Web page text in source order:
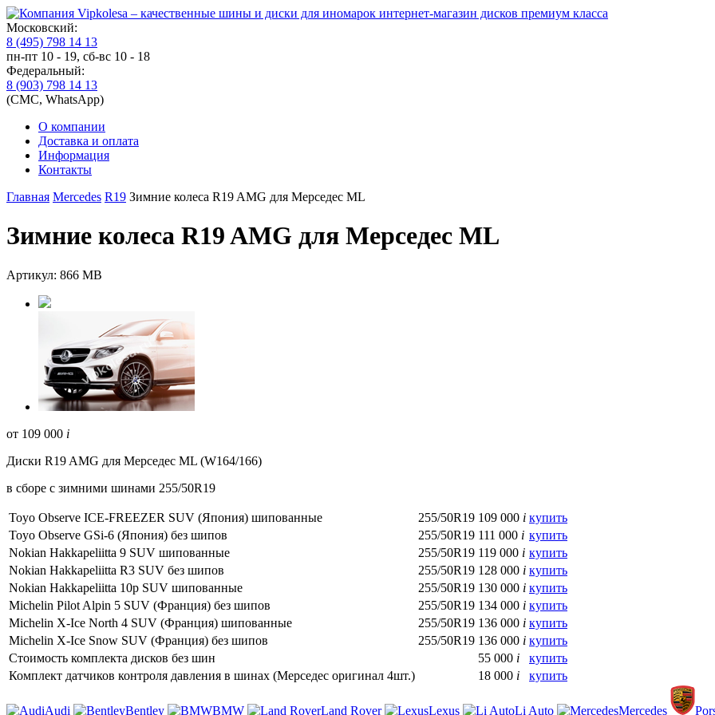
интернет-магазин дисков премиум класса
Московский:
8 (495) 798 14 13
пн-пт 10 - 19, сб-вс 10 - 18
Федеральный:
8 (903) 798 14 13
(СМС, WhatsApp)
О компании
Доставка и оплата
Информация
Контакты
Главная Mercedes R19 Зимние колеса R19 AMG для Мерседес ML
Зимние колеса R19 AMG для Мерседес ML
Артикул: 866 MB
от 109 000 i
Диски R19 AMG для Мерседес ML (W164/166)
в сборе с зимними шинами 255/50R19
Toyo Observe ICE-FREEZER SUV (Япония) шипованные 255/50R19 109 000 i купить
Toyo Observe GSi-6 (Япония) без шипов
255/50R19 111 000 i купить
Nokian Hakkapeliitta 9 SUV шипованные
255/50R19 119 000 i купить
Nokian Hakkapeliitta R3 SUV без шипов
255/50R19 128 000 i купить
Nokian Hakkapeliitta 10p SUV шипованные
255/50R19 130 000 i купить
Michelin Pilot Alpin 5 SUV (Франция) без шипов
255/50R19 134 000 i купить
Michelin X-Ice North 4 SUV (Франция) шипованные
255/50R19 136 000 i купить
Michelin X-Ice Snow SUV (Франция) без шипов
255/50R19 136 000 i купить
Стоимость комплекта дисков без шин
55 000 i
купить
Комплект датчиков контроля давления в шинах (Мерседес оригинал 4шт.)
18 000 i купить
Audi Bentley BMW Land Rover Lexus Li Auto Mercedes